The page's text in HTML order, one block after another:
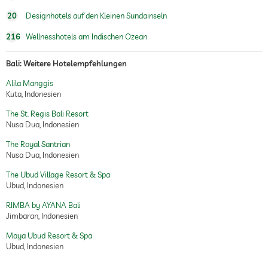
20 Designhotels auf den Kleinen Sundainseln
216 Wellnesshotels am Indischen Ozean
Bali: Weitere Hotelempfehlungen
Alila Manggis
Kuta, Indonesien
The St. Regis Bali Resort
Nusa Dua, Indonesien
The Royal Santrian
Nusa Dua, Indonesien
The Ubud Village Resort & Spa
Ubud, Indonesien
RIMBA by AYANA Bali
Jimbaran, Indonesien
Maya Ubud Resort & Spa
Ubud, Indonesien